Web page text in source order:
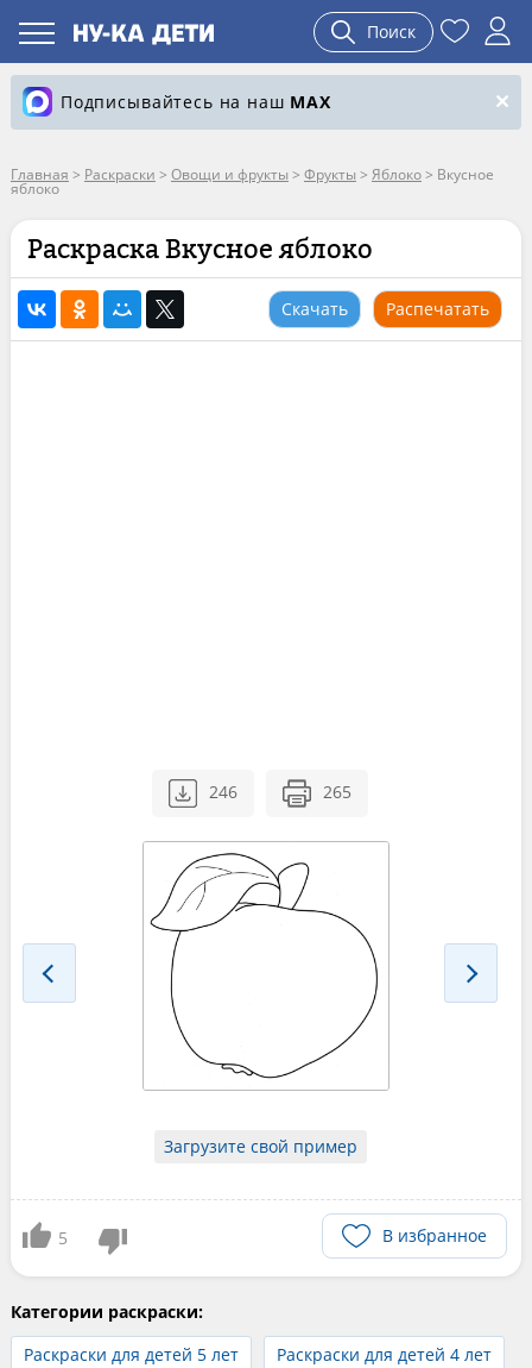
Поиск
Подписывайтесь на наш MAX
Главная > Раскраски > Овощи и фрукты > Фрукты > Яблоко> Вкусное
яблоко
Раскраска Вкусное яблоко
Скачать Распечатать
246 265
Загрузите свой пример
5 В избранное
Категории раскраски:
Раскраски для детей 5 лет
Раскраски для детей 4 лет